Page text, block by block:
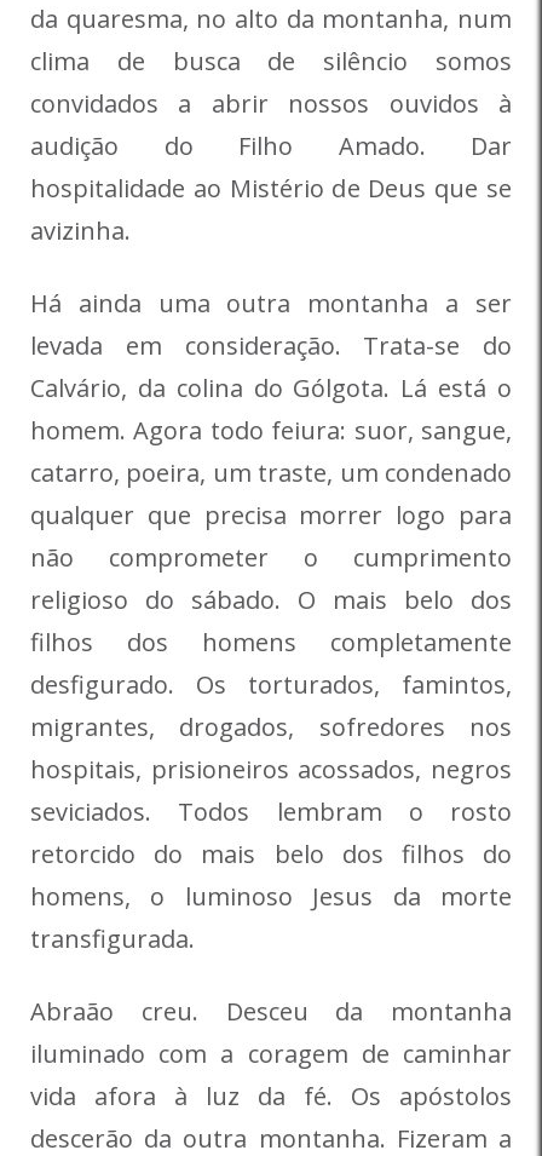
da quaresma, no alto da montanha, num
clima de busca de silêncio somos
convidados a abrir nossos ouvidos à
audição do Filho Amado. Dar
hospitalidade ao Mistério de Deus que se
avizinha.
Há ainda uma outra montanha a ser
levada em consideração. Trata-se do
Calvário, da colina do Gólgota. Lá está o
homem. Agora todo feiura: suor, sangue,
catarro, poeira, um traste, um condenado
qualquer que precisa morrer logo para
não comprometer o cumprimento
religioso do sábado. O mais belo dos
filhos dos homens completamente
desfigurado. Os torturados, famintos,
migrantes, drogados, sofredores nos
hospitais, prisioneiros acossados, negros
seviciados. Todos lembram o rosto
retorcido do mais belo dos filhos do
homens, o luminoso Jesus da morte
transfigurada.
Abraão creu. Desceu da montanha
iluminado com a coragem de caminhar
vida afora à luz da fé. Os apóstolos
descerão da outra montanha. Fizeram a